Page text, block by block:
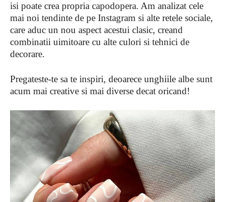
isi poate crea propria capodopera. Am analizat cele
mai noi tendinte de pe Instagram si alte retele sociale,
care aduc un nou aspect acestui clasic, creand
combinatii uimitoare cu alte culori si tehnici de
decorare.
Pregateste-te sa te inspiri, deoarece unghiile albe sunt
acum mai creative si mai diverse decat oricand!